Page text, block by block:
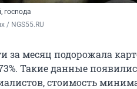
господа
/ NGS55.RU
за месяц подорожала
Такие данные
стоимость